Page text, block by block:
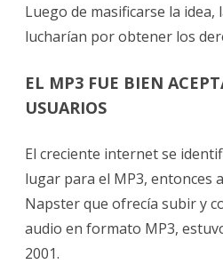
Luego de masificarse la idea,
lucharían por obtener los
EL MP3 FUE BIEN
USUARIOS
El creciente internet se
lugar para el MP3, entonces
Napster que ofrecía subir y
audio en formato MP3,
2001.